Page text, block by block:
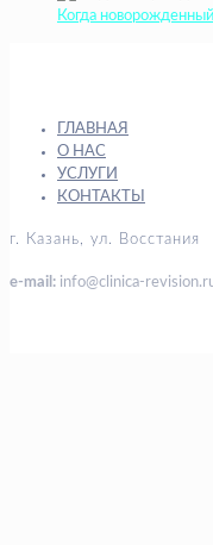
Когда
ГЛАВНАЯ
О НАС
УСЛУГИ
КОНТАКТЫ
г. Казань, ул. Восстания
e-mail: info@clinica-